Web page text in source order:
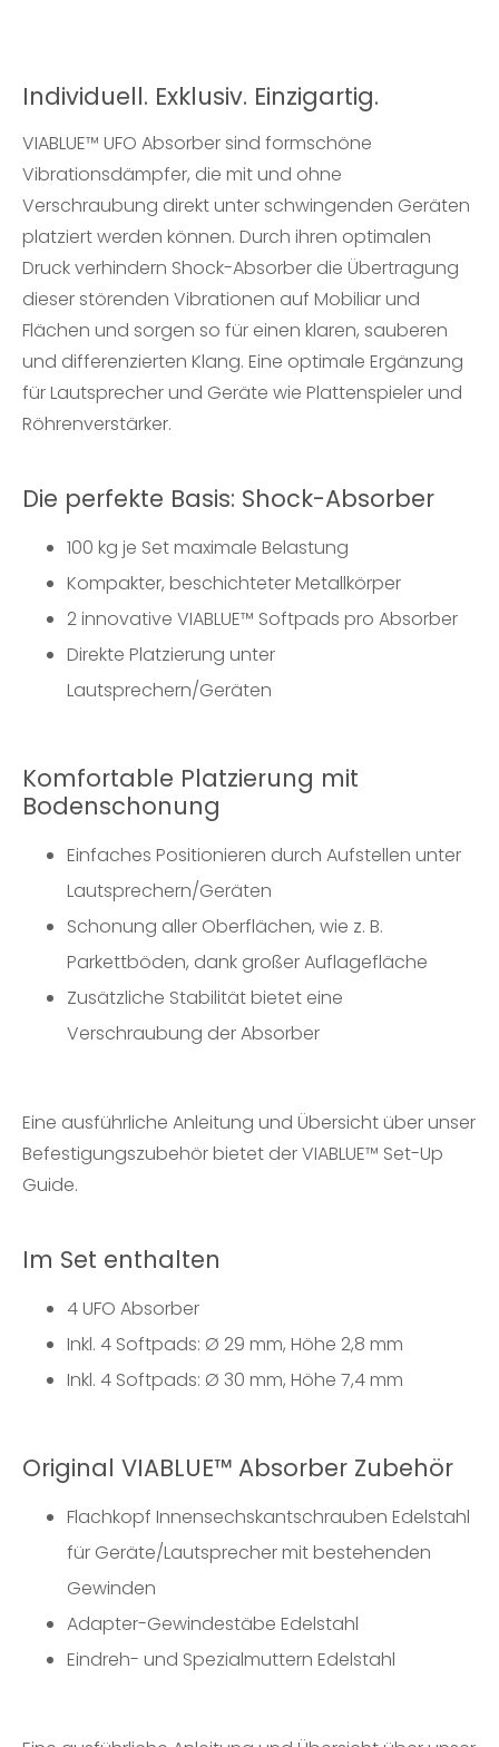
Individuell. Exklusiv. Einzigartig.
VIABLUE™ UFO Absorber sind formschöne
Vibrationsdämpfer, die mit und ohne
Verschraubung direkt unter schwingenden Geräten
platziert werden können. Durch ihren optimalen
Druck verhindern Shock-Absorber die Übertragung
dieser störenden Vibrationen auf Mobiliar und
Flächen und sorgen so für einen klaren, sauberen
und differenzierten Klang. Eine optimale Ergänzung
für Lautsprecher und Geräte wie Plattenspieler und
Röhrenverstärker.
Die perfekte Basis: Shock-Absorber
100 kg je Set maximale Belastung
Kompakter, beschichteter Metallkörper
2 innovative VIABLUE™ Softpads pro Absorber
Direkte Platzierung unter
Lautsprechern/Geräten
Komfortable Platzierung mit
Bodenschonung
Einfaches Positionieren durch Aufstellen unter
Lautsprechern/Geräten
Schonung aller Oberflächen, wie z. B.
Parkettböden, dank großer Auflagefläche
Zusätzliche Stabilität bietet eine
Verschraubung der Absorber
Eine ausführliche Anleitung und Übersicht über unser
Befestigungszubehör bietet derVIABLUE™ Set-Up
Guide.
Im Set enthalten
4 UFO Absorber
Inkl. 4 Softpads: Ø 29 mm, Höhe 2,8 mm
Inkl. 4 Softpads: Ø 30 mm, Höhe 7,4 mm
Original VIABLUE™ Absorber Zubehör
Flachkopf Innensechskantschrauben Edelstahl
für Geräte/Lautsprecher mit bestehenden
Gewinden
Adapter-Gewindestäbe Edelstahl
Eindreh- und Spezialmuttern Edelstahl